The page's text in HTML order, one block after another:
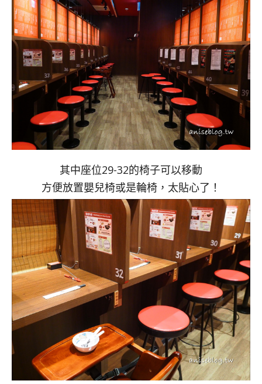
其中座位29-32的椅子可以移動
方便放置嬰兒椅或是輪椅，太貼心了！